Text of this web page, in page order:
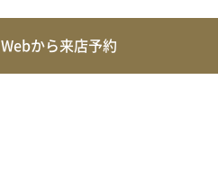
Webから来店予約